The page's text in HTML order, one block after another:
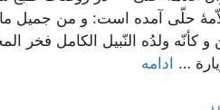
حلّی آمده است: و من جمیل
و کأنّه ولدُه النّبیل الکامل فخر
… ادامه